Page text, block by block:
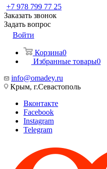
+7 978 799 77 25
Заказать звонок
Задать вопрос
Войти
Корзина0
Избранные товары0
info@omadey.ru
Крым, г.Севастополь
Вконтакте
Facebook
Instagram
Telegram